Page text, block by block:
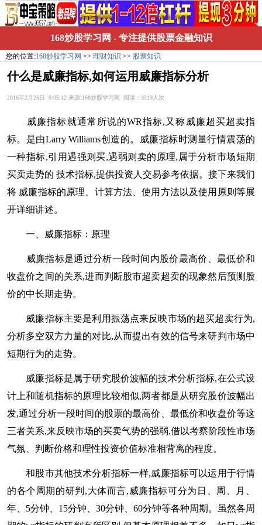
168炒股学习网 - 专注提供股票金融知识
您的位置:168炒股学习网 >> 理财知识 >> 股票知识
什么是威廉指标,如何运用威廉指标分析
2016年2月26日 9:05:42 来源:168炒股学习网 阅读：3319人次
威廉指标就通常所说的WR指标,又称威廉超买超卖指
标。是由Larry Williams创造的。威廉指标时测量行情震荡的
一种指标,引用遇强则买,遇弱则卖的原理,属于分析市场短期
买卖走势的 技术指标,提供投资人交易参考依据。接下来我们
将 威廉指标的原理、计算方法、使用方法以及使用原则等展
开详细讲述。
一、威廉指标：原理
威廉指标是通过分析一段时间内股价最高价、最低价和
收盘价之间的关系,进而判断股市超卖超卖的现象然后预测股
价的中长期走势。
威廉指标主要是利用振荡点来反映市场的超买超卖行为,
分析多空双方力量的对比,从而提出有效的信号来研判市场中
短期行为的走势。
威廉指标是属于研究股价波幅的技术分析指标,在公式设
计上和随机指标的原理比较相似,两者都是从研究股价波幅出
发,通过分析一段时间的股票的最高价、最低价和收盘价等这
三者关系,来反映市场的买卖气势的强弱,借以考察阶段性市场
气氛、判断价格和理性投资价值标准相背离的程度。
和股市其他技术分析指标一样,威廉指标可以运用于行情
的各个周期的研判,大体而言,威廉指标可分为日、周、月、
年、5分钟、15分钟、30分钟、60分钟等各种周期。虽然各周